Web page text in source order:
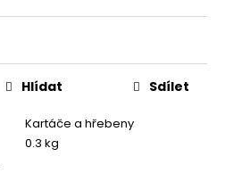
Kartáče a hřebeny
0.3 kg
Hlídat Sdílet